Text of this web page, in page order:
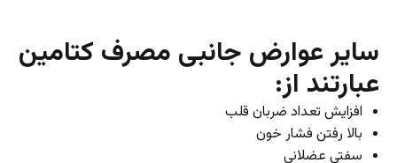
سایر عوارض جانبی مصرف کتامین
عبارتند از:
افزایش تعداد ضربان قلب
بالا رفتن فشار خون
سفتی عضلانی